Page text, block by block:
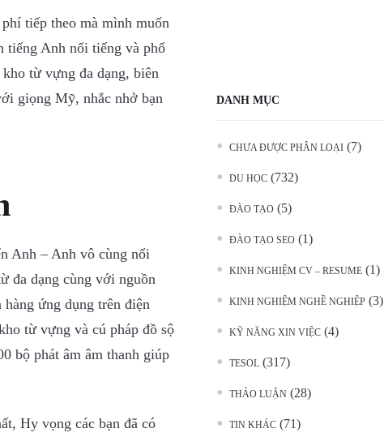
tiếp theo mà mình muốn
tiếng Anh nổi tiếng và phổ
từ vựng đa dạng, biên
giọng Mỹ, nhắc nhở bạn
Anh – Anh vô cùng nổi
đa dạng cùng với nguồn
ứng dụng trên điện
từ vựng và cú pháp đồ sộ
bộ phát âm âm thanh giúp
Hy vọng các bạn đã có
DANH MỤC
CHƯA ĐƯỢC PHÂN LOẠI (7)
DU HỌC (732)
ĐÀO TẠO (5)
ĐÀO TẠO SEO (1)
KINH NGHIỆM CV – RESUME (1)
KINH NGHIỆM NGHỀ NGHIỆP (3)
KỸ NĂNG XIN VIỆC (4)
TESOL (317)
THẢO LUẬN (28)
TIN KHÁC (71)